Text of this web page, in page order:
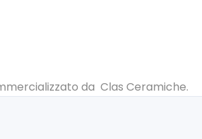
da Clas Ceramiche.